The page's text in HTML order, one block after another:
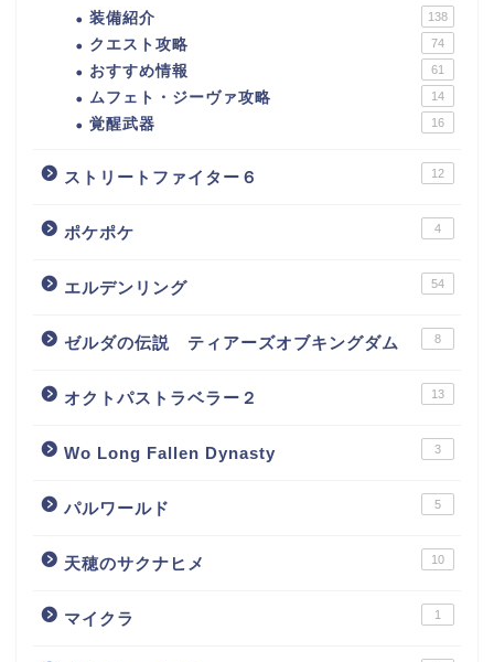
装備紹介 138
クエスト攻略 74
おすすめ情報 61
ムフェト・ジーヴァ攻略 14
覚醒武器 16
ストリートファイター６ 12
ポケポケ 4
エルデンリング 54
ゼルダの伝説 ティアーズオブキングダム 8
オクトパストラベラー２ 13
Wo Long Fallen Dynasty 3
パルワールド 5
天穂のサクナヒメ 10
マイクラ 1